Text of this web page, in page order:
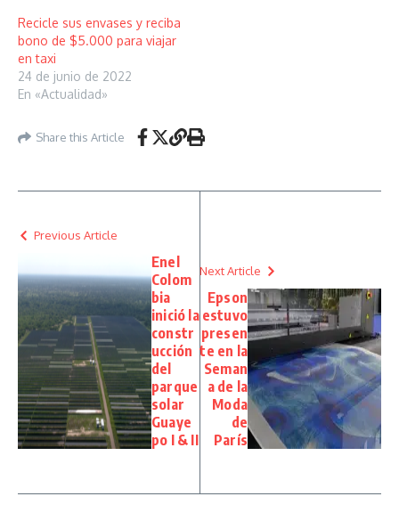
Recicle sus envases y reciba
bono de $5.000 para viajar
en taxi
24 de junio de 2022
En «Actualidad»
Share this Article
Previous Article
Enel
Colom
bia
inició la
constr
ucción
del
parque
solar
Guaye
po I & II
Next Article
Epson
estuvo
presen
te en la
Seman
a de la
Moda
de
París